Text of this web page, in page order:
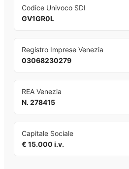
Codice Univoco SDI
GV1GR0L
Registro Imprese Venezia
03068230279
REA Venezia
N. 278415
Capitale Sociale
€ 15.000 i.v.